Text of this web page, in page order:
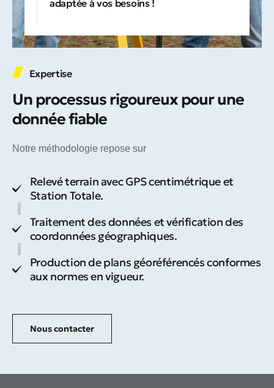
adaptée à vos besoins !
Expertise
Un processus rigoureux pour une
donnée fiable
Notre méthodologie repose sur
Relevé terrain avec GPS centimétrique et
Station Totale.
Traitement des données et vérification des
coordonnées géographiques.
Production de plans géoréférencés conformes
aux normes en vigueur.
Nous contacter